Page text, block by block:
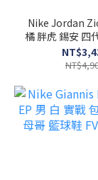
Nike Jordan
橘 胖虎 錫安 四
實戰 籃球鞋